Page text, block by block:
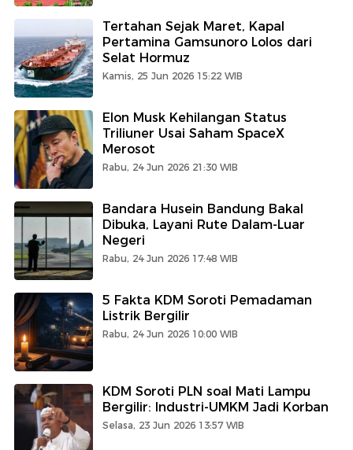
Tertahan Sejak Maret, Kapal
Pertamina Gamsunoro Lolos dari
Selat Hormuz
Kamis, 25 Jun 2026 15:22 WIB
Elon Musk Kehilangan Status
Triliuner Usai Saham SpaceX
Merosot
Rabu, 24 Jun 2026 21:30 WIB
Bandara Husein Bandung Bakal
Dibuka, Layani Rute Dalam-Luar
Negeri
Rabu, 24 Jun 2026 17:48 WIB
5 Fakta KDM Soroti Pemadaman
Listrik Bergilir
Rabu, 24 Jun 2026 10:00 WIB
KDM Soroti PLN soal Mati Lampu
Bergilir: Industri-UMKM Jadi Korban
Selasa, 23 Jun 2026 13:57 WIB